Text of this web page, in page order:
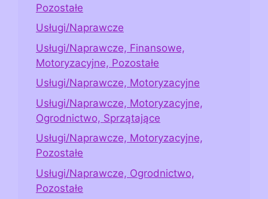
Pozostałe
Usługi/Naprawcze
Usługi/Naprawcze, Finansowe,
Motoryzacyjne, Pozostałe
Usługi/Naprawcze, Motoryzacyjne
Usługi/Naprawcze, Motoryzacyjne,
Ogrodnictwo, Sprzątające
Usługi/Naprawcze, Motoryzacyjne,
Pozostałe
Usługi/Naprawcze, Ogrodnictwo,
Pozostałe